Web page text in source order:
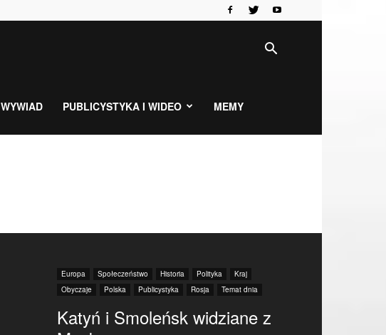
WYWIAD PUBLICYSTYKA I WIDEO MEMY
Europa Społeczeństwo Historia Polityka
Kraj
Obyczaje
Polska Publicystyka Rosja Temat dnia
Katyń i Smoleńsk widziane z